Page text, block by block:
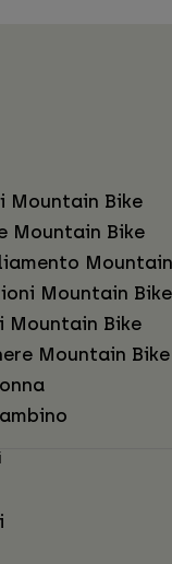
Mountain Bike
Mountain Bike
Mountain Bike
Mountain Bike
Mountain Bike